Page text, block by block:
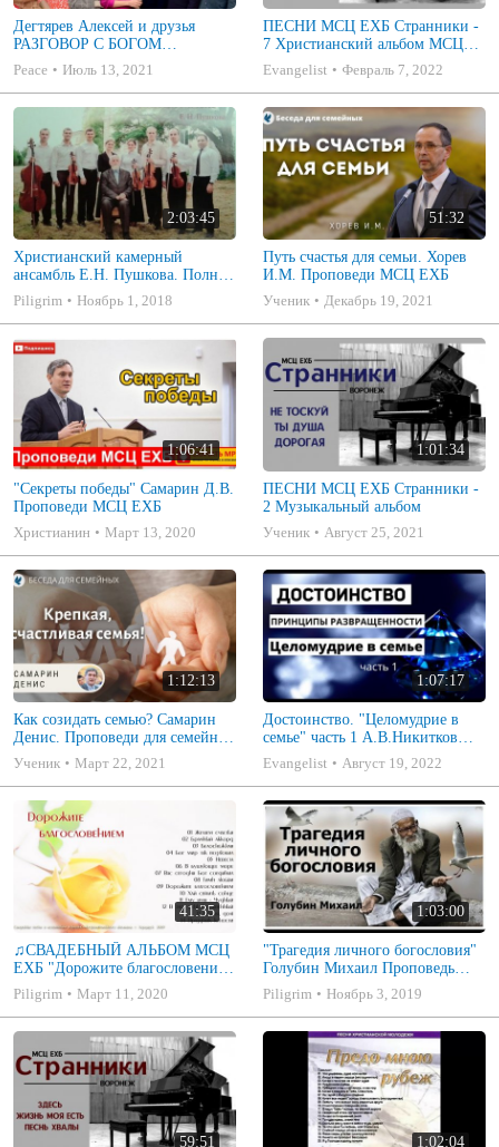
Дегтярев Алексей и друзья
РАЗГОВОР С БОГОМ
Христианские песни МСЦ ЕХБ
2021 (7я)
Peace Июль 13, 2021
ПЕСНИ МСЦ ЕХБ Странники -
7 Христианский альбом МСЦ
ЕХБ
Evangelist Февраль 7, 2022
2:03:45
Христианский камерный
ансамбль Е.Н. Пушкова. Полное
собрание
Piligrim Ноябрь 1, 2018
51:32
Путь счастья для семьи. Хорев
И.М. Проповеди МСЦ ЕХБ
Ученик
Декабрь 19, 2021
1:06:41
"Секреты победы" Самарин Д.В.
Проповеди МСЦ ЕХБ
Христианин
Март 13, 2020
1:01:34
ПЕСНИ МСЦ ЕХБ Странники -
2 Музыкальный альбом
Ученик
Август 25, 2021
1:12:13
Как созидать семью? Самарин
Денис. Проповеди для семейных
МСЦ ЕХБ
Ученик Март 22, 2021
1:07:17
Достоинство. "Целомудрие в
семье" часть 1 А.В.Никитков
Беседа для семейных МСЦ ЕХБ
Evangelist Август 19, 2022
41:35
♫СВАДЕБНЫЙ АЛЬБОМ МСЦ
ЕХБ "Дорожите благословением
- Христианские песни.
Музыкальный диск. Псалмы
Piligrim Март 11, 2020
1:03:00
"Трагедия личного богословия"
Голубин Михаил Проповедь
2019
Piligrim Ноябрь 3, 2019
59:51 1:02:04